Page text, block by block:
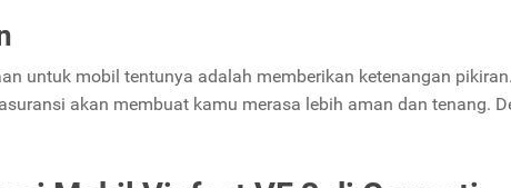
untuk mobil tentunya adalah memberikan ketenangan
akan membuat kamu merasa lebih aman dan tenang.